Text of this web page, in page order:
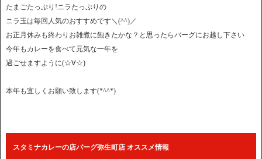
たまごたっぷり!ニラたっぷりの
ニラ玉は毎回人気のおすすめです＼(^^)／
お正月休みも終わりお雑煮に飽きたかな？と思ったらバーグにお越し下さい
今年もカレーを食べて元気な一年を
過ごせますように(☆∀☆)
本年も宜しくお願い致します(*^^*)
スタミナカレーの店バーグ弥生町店 オススメ情報